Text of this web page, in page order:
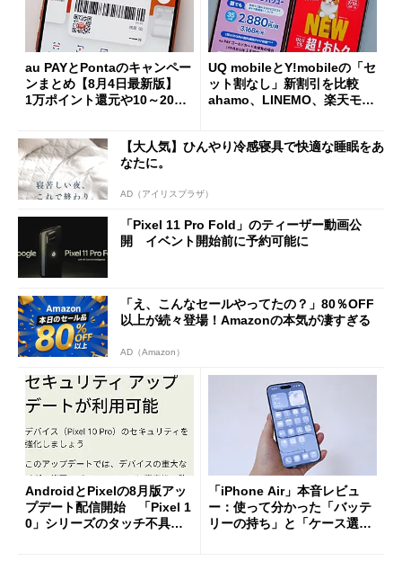
au PAYとPontaのキャンペー
ンまとめ【8月4日最新版】
1万ポイント還元や10～20％
UQ mobileとY!mobileの「セ
ット割なし」新割引を比較
ahamo、LINEMO、楽天モバ
【大人気】ひんやり冷感寝具で快適な睡眠をあ
なたに。
AD（アイリスプラザ）
「Pixel 11 Pro Fold」のティーザー動画公
開 イベント開始前に予約可能に
「え、こんなセールやってたの？」80％OFF
以上が続々登場！Amazonの本気が凄すぎる
AD（Amazon）
AndroidとPixelの8月版アッ
プデート配信開始 「Pixel 1
0」シリーズのタッチ不具合
「iPhone Air」本音レビュ
ー：使って分かった「バッテ
リーの持ち」と「ケース選